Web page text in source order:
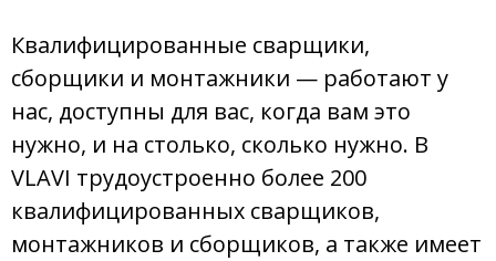
Квалифицированные сварщики,
сборщики и монтажники — работают у
нас, доступны для вас, когда вам это
нужно, и на столько, сколько нужно. В
VLAVI трудоустроенно более 200
квалифицированных сварщиков,
монтажников и сборщиков, а также имеет